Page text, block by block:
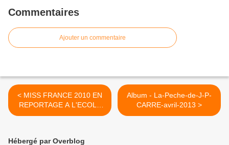
Commentaires
Ajouter un commentaire
< MISS FRANCE 2010 EN
REPORTAGE A L'ECOLE
DE PECHE.
Album - La-Peche-de-J-P-
CARRE-avril-2013 >
Hébergé par Overblog